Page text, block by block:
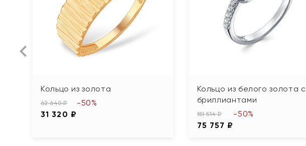
Кольцо из золота
62 640 ₽
31 320 ₽
-50%
Кольцо из белого золота с
бриллиантами
151 514 ₽
75 757 ₽
-50%